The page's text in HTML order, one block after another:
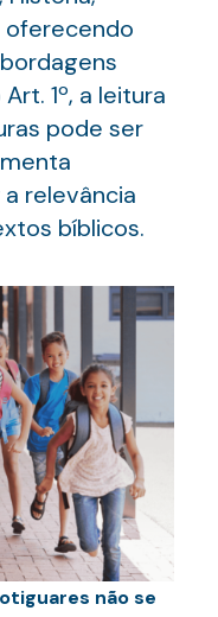
oferecendo
1º, a leitura
pode ser
relevância
bíblicos.
não se